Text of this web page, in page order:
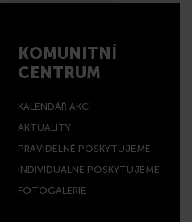
KOMUNITNÍ
CENTRUM
KALENDÁŘ AKCÍ
AKTUALITY
PRAVIDELNĚ POSKYTUJEME
INDIVIDUÁLNĚ POSKYTUJEME
FOTOGALERIE